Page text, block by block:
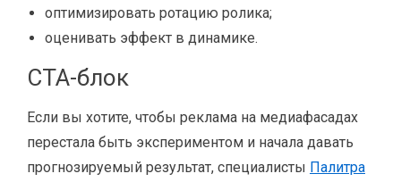
оптимизировать ротацию ролика;
оценивать эффект в динамике.
CTA-блок
Если вы хотите, чтобы реклама на медиафасадах
перестала быть экспериментом и начала давать
прогнозируемый результат, специалисты Палитра